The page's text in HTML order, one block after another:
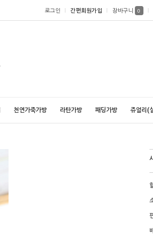
로그인 간편회원가입 장바구니 0
천연가죽가방 라탄가방 패딩가방 쥬얼리(